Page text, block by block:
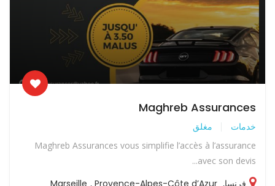
Maghreb Assurances
خدمات مغلق
Maghreb Assurances vous simplifie l’accès à l’assurance
avec son devis...
فرنسا,
Marseille , Provence-Alpes-Côte d’Azur